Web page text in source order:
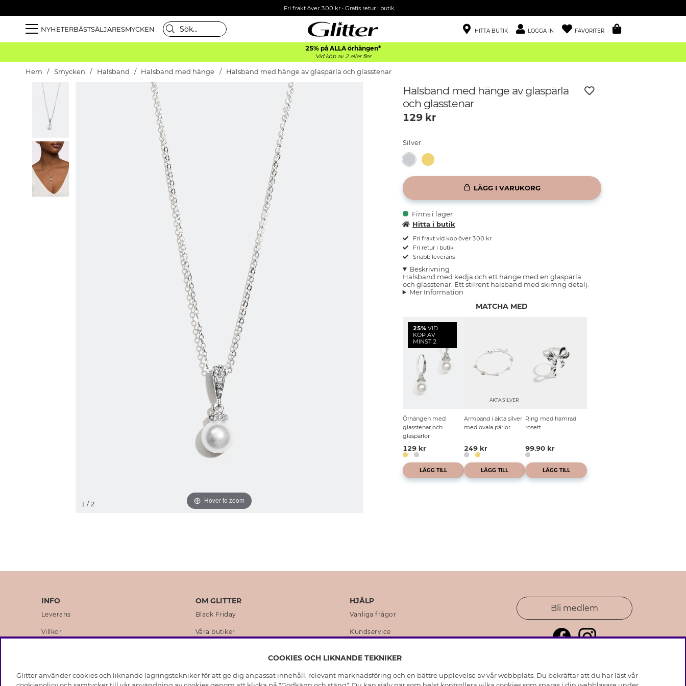
Fri frakt över 300 kr• Gratis retur i butik
NYHETERBÄSTSÄLJARESMYCKEN HITTA BUTIK LOGGA IN FAVORITER
25% på ALLA örhängen*
Vid köp av 2 eller fler
Hem Smycken Halsband Halsband med hänge Halsband med hänge av glaspärla och glasstenar
Hover to zoom
1 / 2
Halsband med hänge av glaspärla
och glasstenar
129kr
Silver
LÄGG I VARUKORG
Finns i lager
Hitta i butik
Fri frakt vid köp över 300 kr
Fri retur i butik
Snabb leverans
Beskrivning
Halsband med kedja och ett hänge med en glaspärla
och glasstenar. Ett stilrent halsband med skimrig detalj.
Mer Information
MATCHA MED
25%VID
KÖP AV
MINST 2
Örhängen med
glasstenar och
glaspärlor
129 kr
LÄGG TILL
ÄKTA SILVER
Armband i äkta silver
med ovala pärlor
249 kr
LÄGG TILL
Ring med hamrad
rosett
99.90 kr
LÄGG TILL
INFO
Leverans
Villkor
Medlemsvillkor
OM GLITTER
Black Friday
Våra butiker
Hållbarhet
HJÄLP
Vanliga frågor
Kundservice
Skötselråd skinnhandskar
Bli medlem
COOKIES OCH LIKNANDE TEKNIKER
Glitter använder cookies och liknande lagringstekniker för att ge dig anpassat innehåll, relevant marknadsföring och en bättre upplevelse av vår webbplats. Du bekräftar att du har läst vår